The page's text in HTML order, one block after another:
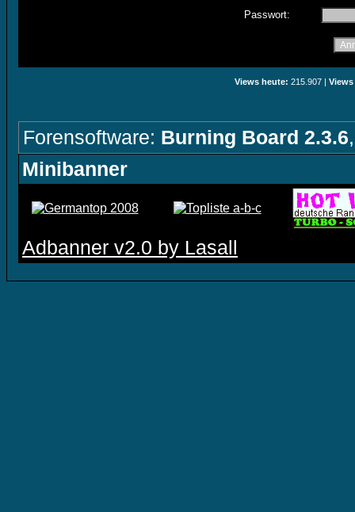
Passwort:
Views heute: 215.907 |
Forensoftware: Burning Board 2.3.6
Minibanner
Adbanner v2.0 by Lasall